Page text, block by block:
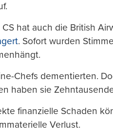
hat auch die British
. Sofort wurden
Chefs dementierten.
haben sie
finanzielle Schaden
Verlust.